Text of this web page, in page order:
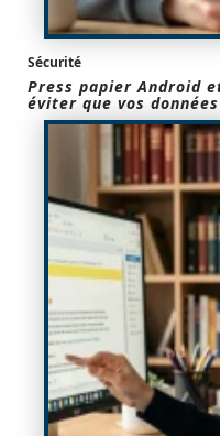
Sécurité
Press papier Android
éviter que vos